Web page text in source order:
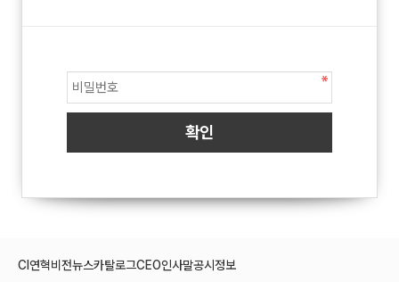
CI 연혁비전뉴스카탈로그CEO인사말공시정보